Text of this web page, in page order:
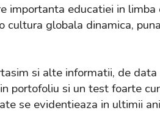
importanta educatiei in
cultura globala dinamica,
si alte informatii, de
portofoliu si un test foarte
se evidentieaza in ultimii